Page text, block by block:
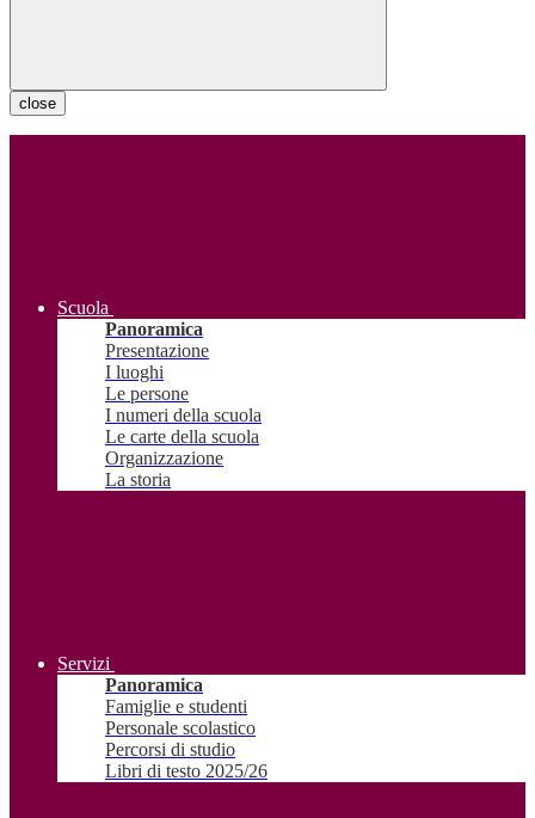
close
Scuola
Panoramica
Presentazione
I luoghi
Le persone
I numeri della scuola
Le carte della scuola
Organizzazione
La storia
Servizi
Panoramica
Famiglie e studenti
Personale scolastico
Percorsi di studio
Libri di testo 2025/26